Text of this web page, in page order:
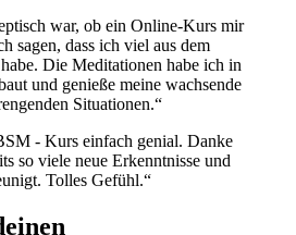
war, ob ein Online-Kurs mir
sagen, dass ich viel aus dem
Die Meditationen habe ich in
und genieße meine wachsende
Situationen.“
- Kurs einfach genial. Danke
so viele neue Erkenntnisse und
Tolles Gefühl.“